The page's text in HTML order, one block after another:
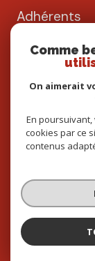
Adhérents
Nos
Comme
On aimerait
En
cookies par ce
contenus